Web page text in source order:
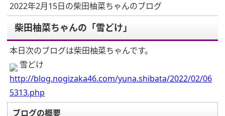
2022年2月15日の柴田柚菜ちゃんのブログ
柴田柚菜ちゃんの「雪どけ」
本日次のブログは柴田柚菜ちゃんです。
雪どけ
http://blog.nogizaka46.com/yuna.shibata/2022/02/06
5313.php
ブログの概要